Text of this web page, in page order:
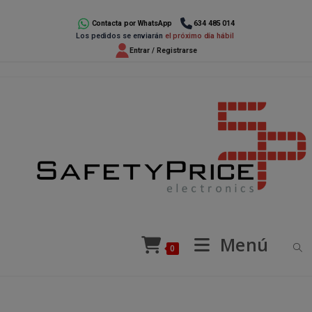
Contacta por WhatsApp
634 485 014
Los pedidos se enviarán el próximo día hábil
Entrar / Registrarse
0 Menú